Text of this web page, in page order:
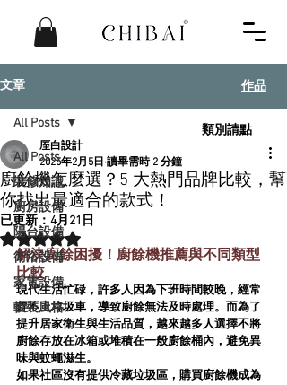
文章
All Posts
裝修知識
廚房設備
陽台設備
衛浴設備
家電設備
軟裝風格
All Posts
廚餘機怎麼選？5 大熱門品牌比較，幫
你找出最適合的款式！
厔白設計
2025年2月5日 讀畢需時 2 分鐘
已更新：4月21日
評等為 NaN（最高為 5 顆星）。
解決廚餘困擾！廚餘機推薦與不同類型
比較
現代生活忙碌，許多人因為下班時間較晚，經常
趕不上垃圾車，導致廚餘無法及時處理。而為了
提升居家衛生與生活品質，越來越多人選擇不將
廚餘存放在冰箱或堆積在一般廚餘桶內，避免異
味與蚊蠅滋生。
如果社區沒有提供冷藏垃圾區，購買廚餘機成為
​作品
類別請點